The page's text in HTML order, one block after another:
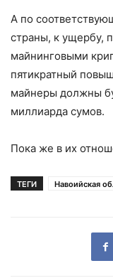
А по
страны, к ущербу,
майнинговыми
пятикратный
майнеры должны
миллиарда сумов.
Пока же в их
ТЕГИ Навоийская